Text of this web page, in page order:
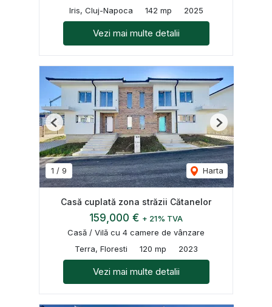
Iris, Cluj-Napoca
142 mp 2025
Vezi mai multe detalii
1 / 9 Harta
Previous Next
Casă cuplată zona străzii Cătanelor
159,000 € + 21% TVA
Casă / Vilă cu 4 camere de vânzare
Terra, Floresti
120 mp 2023
Vezi mai multe detalii